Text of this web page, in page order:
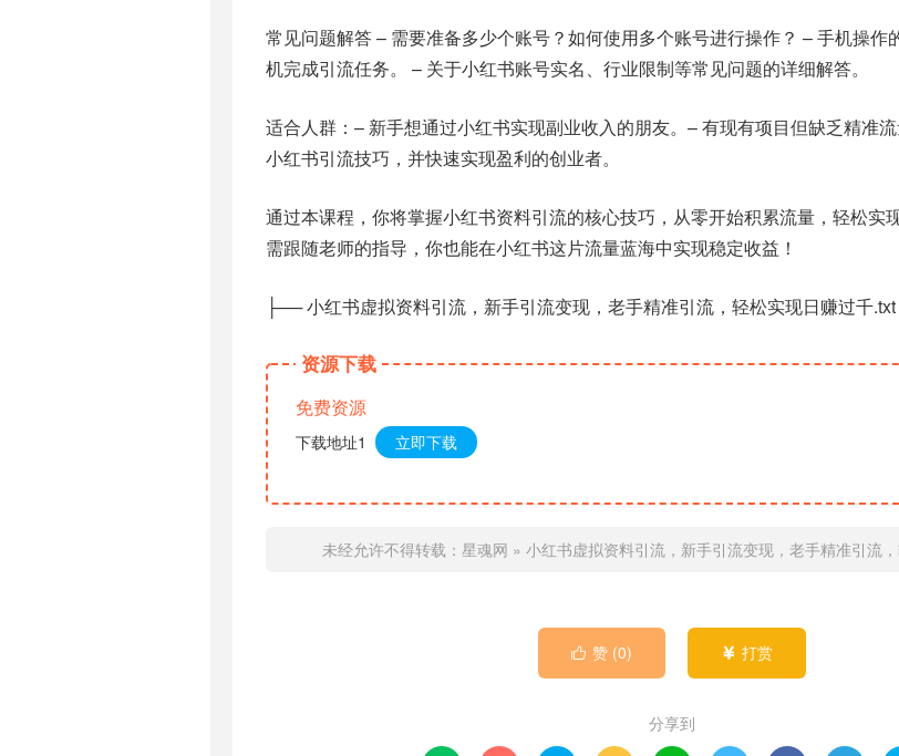
常见问题解答 – 需要准备多少个账号？如何使用多个账号进行操作？ – 手机操作
机完成引流任务。 – 关于小红书账号实名、行业限制等常见问题的详细解答。
适合人群：– 新手想通过小红书实现副业收入的朋友。– 有现有项目但缺乏精准
小红书引流技巧，并快速实现盈利的创业者。
通过本课程，你将掌握小红书资料引流的核心技巧，从零开始积累流量，轻松实
需跟随老师的指导，你也能在小红书这片流量蓝海中实现稳定收益！
├── 小红书虚拟资料引流，新手引流变现，老手精准引流，轻松实现日赚过千.txt
资源下载
免费资源
下载地址1 立即下载
未经允许不得转载： 星魂网 » 小红书虚拟资料引流，新手引流变现，老手精准引流
 赞 (0)  打赏
分享到